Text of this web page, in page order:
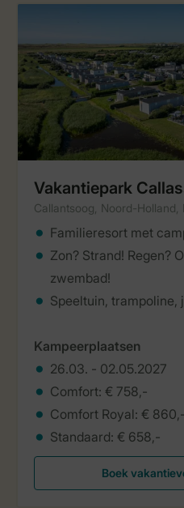
Vakantiepark
Callantsoog, Noord-Holland,
Familieresort met
Zon? Strand! Regen?
zwembad!
Speeltuin, trampoline,
Kampeerplaatsen
26.03. - 02.05.2027
Comfort: € 758,-
Comfort Royal: € 860,-
Standaard: € 658,-
Boek